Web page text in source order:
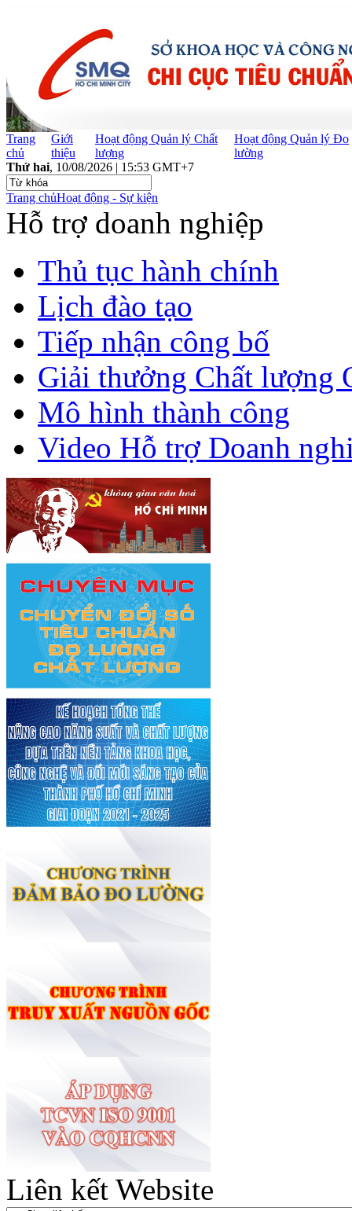
Trang
chủ
Giới
thiệu
Hoạt động Quản lý Chất
lượng
Hoạt động Quản lý Đo
lường
Thứ hai, 10/08/2026 | 15:53 GMT+7
Trang chủHoạt động - Sự kiện
Hỗ trợ doanh nghiệp
Thủ tục hành chính
Lịch đào tạo
Tiếp nhận công bố
Giải thưởng Chất lượng
Mô hình thành công
Video Hỗ trợ Doanh
Liên kết Website